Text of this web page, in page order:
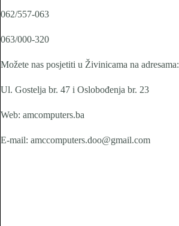
062/557-063
063/000-320
Možete nas posjetiti u Živinicama na adresama:
Ul. Gostelja br. 47 i Oslobođenja br. 23
Web: amcomputers.ba
E-mail: amccomputers.doo@gmail.com